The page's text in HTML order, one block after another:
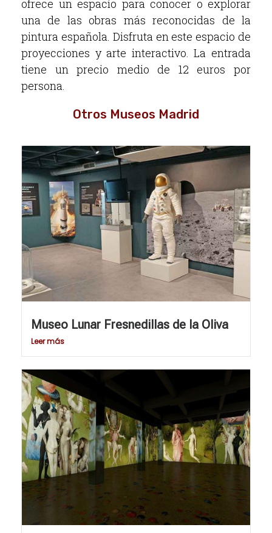
ofrece un espacio para conocer o explorar
una de las obras más reconocidas de la
pintura española. Disfruta en este espacio de
proyecciones y arte interactivo. La entrada
tiene un precio medio de 12 euros por
persona.
Otros Museos Madrid
Museo Lunar Fresnedillas de la Oliva
Leer más